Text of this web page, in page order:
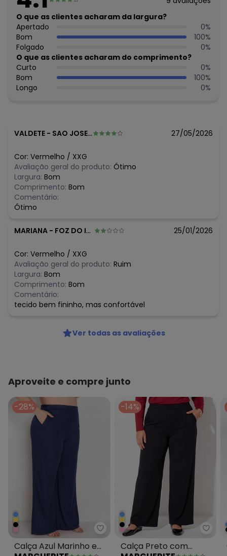
Material: Malha de Poliéster
Estação: Ano Inteiro
Situação de Uso: C - Tendência
Composição Material: 100% Poliéster
Histórico de preços
O preço apresentado abaixo é o menor oferecido em
algum dia do mês, para o menor tamanho disponível.
agosto/2026
N/D*
abril/2026 N/D*
fevereiro/2026
O que as clientes acharam da largura?
Apertado
0%
Bom
100%
Folgado
0%
O que as clientes acharam do comprimento?
Curto
0%
Bom
100%
Longo
0%
VALDETE - SAO JOSE DO RIO PRETO - SP 27/05/2026
Cor: Vermelho / XXG
Avaliação geral do produto: Ótimo
Largura: Bom
Comprimento: Bom
Comentário:
Ótimo
MARIANA - FOZ DO IGUACU - PR 25/01/2026
Cor: Vermelho / XXG
Avaliação geral do produto: Ruim
Largura: Bom
Comprimento: Bom
Comentário:
tecido bem fininho, mas confortável
Ver todas as avaliações
Aproveite e compre junto
-28%
Marguerite - Calça Azul
Calça Azul Marinho em
-14%
Calça Preto com